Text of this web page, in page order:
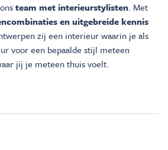
team met interieurstylisten. Met
en uitgebreide kennis
zij een interieur waarin je als
voor een bepaalde stijl meteen
jij je meteen thuis voelt.